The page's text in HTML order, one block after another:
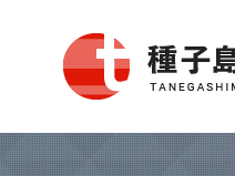
種子島石油